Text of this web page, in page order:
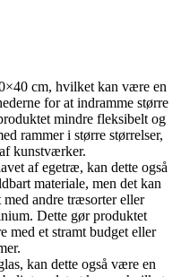
cm, hvilket kan være en
for at indramme større
mindre fleksibelt og
rammer i større størrelser,
kunstværker.
af egetræ, kan dette også
materiale, men det kan
andre træsorter eller
Dette gør produktet
et stramt budget eller
kan dette også være en